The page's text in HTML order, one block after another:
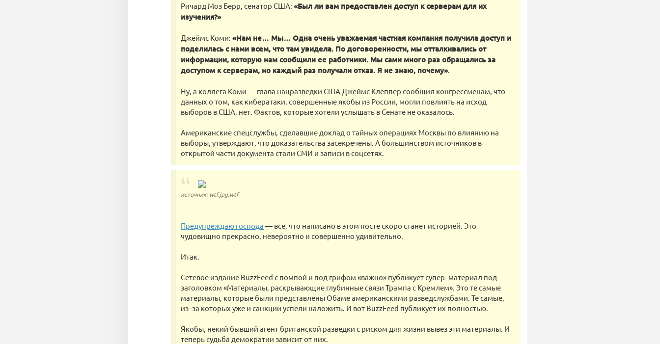
Ричард Моз Берр, сенатор США: «Был ли вам предоставлен доступ к серверам для их
изучения?»
Джеймс Коми: «Нам не… Мы… Одна очень уважаемая частная компания получила доступ и
поделилась с нами всем, что там увидела. По договоренности, мы отталкивались от
информации, которую нам сообщили ее работники. Мы сами много раз обращались за
доступом к серверам, но каждый раз получали отказ. Я не знаю, почему».
Ну, а коллега Коми — глава нацразведки США Джеймс Клеппер сообщил конгрессменам, что
данных о том, как кибератаки, совершенные якобы из России, могли повлиять на исход
выборов в США, нет. Фактов, которые хотели услышать в Сенате не оказалось.
Американские спецслужбы, сделавшие доклад о тайных операциях Москвы по влиянию на
выборы, утверждают, что доказательства засекречены. А большинством источников в
открытой части документа стали СМИ и записи в соцсетях.
источник: wtf.jpg.wtf
Предупреждаю господа — все, что написано в этом посте скоро станет историей. Это
чудовищно прекрасно, невероятно и совершенно удивительно.
Итак.
Сетевое издание BuzzFeed с помпой и под грифом «важно» публикует супер–материал под
заголовком «Материалы, раскрывающие глубинные связи Трампа с Кремлем». Это те самые
материалы, которые были представлены Обаме американскими разведслужбами. Те самые,
из–за которых уже и санкции успели наложить. И вот BuzzFeed публикует их полностью.
Якобы, некий бывший агент британской разведки с риском для жизни вывез эти материалы. И
теперь судьба демократии зависит от них.